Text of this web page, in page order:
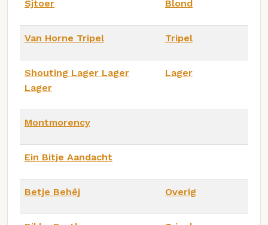
Sjtoer Blond
Van Horne Tripel Tripel
Shouting Lager Lager
Lager
Lager
Montmorency
Ein Bitje Aandacht
Betje Behêj Overig